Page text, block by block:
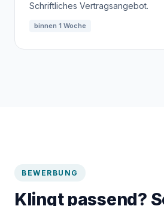
Schriftliches Vertragsangebot.
binnen 1 Woche
BEWERBUNG
Klingt passend?